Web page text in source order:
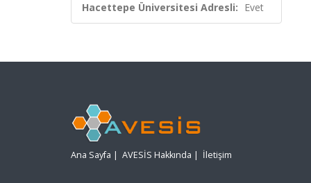
Hacettepe Üniversitesi Adresli: Evet
Ana Sayfa | AVESİS Hakkında | İletişim